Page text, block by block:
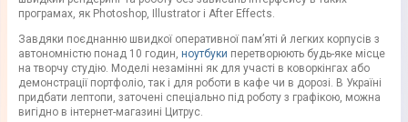
програмах, як Photoshop, Illustrator і After Effects.
Завдяки поєднанню швидкої оперативної пам’яті й легких корпусів з
автономністю понад 10 годин, ноутбуки перетворюють будь-яке місце
на творчу студію. Моделі незамінні як для участі в коворкінгах або
демонстрації портфоліо, так і для роботи в кафе чи в дорозі. В Україні
придбати лептопи, заточені спеціально під роботу з графікою, можна
вигідно в інтернет-магазині Цитрус.